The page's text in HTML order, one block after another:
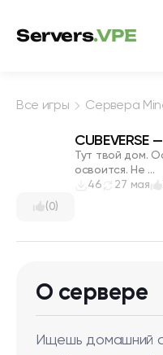
Servers.VPE
Все игры Сервера
(0)
Тут твой дом.
освоится. Не ...
46
27 мая
О сервере
Ищешь домашний